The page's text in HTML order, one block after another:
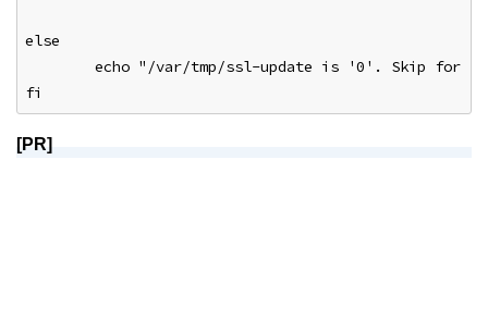
else
echo "/var/tmp/ssl-update is '0'. Skip for
fi
[PR]